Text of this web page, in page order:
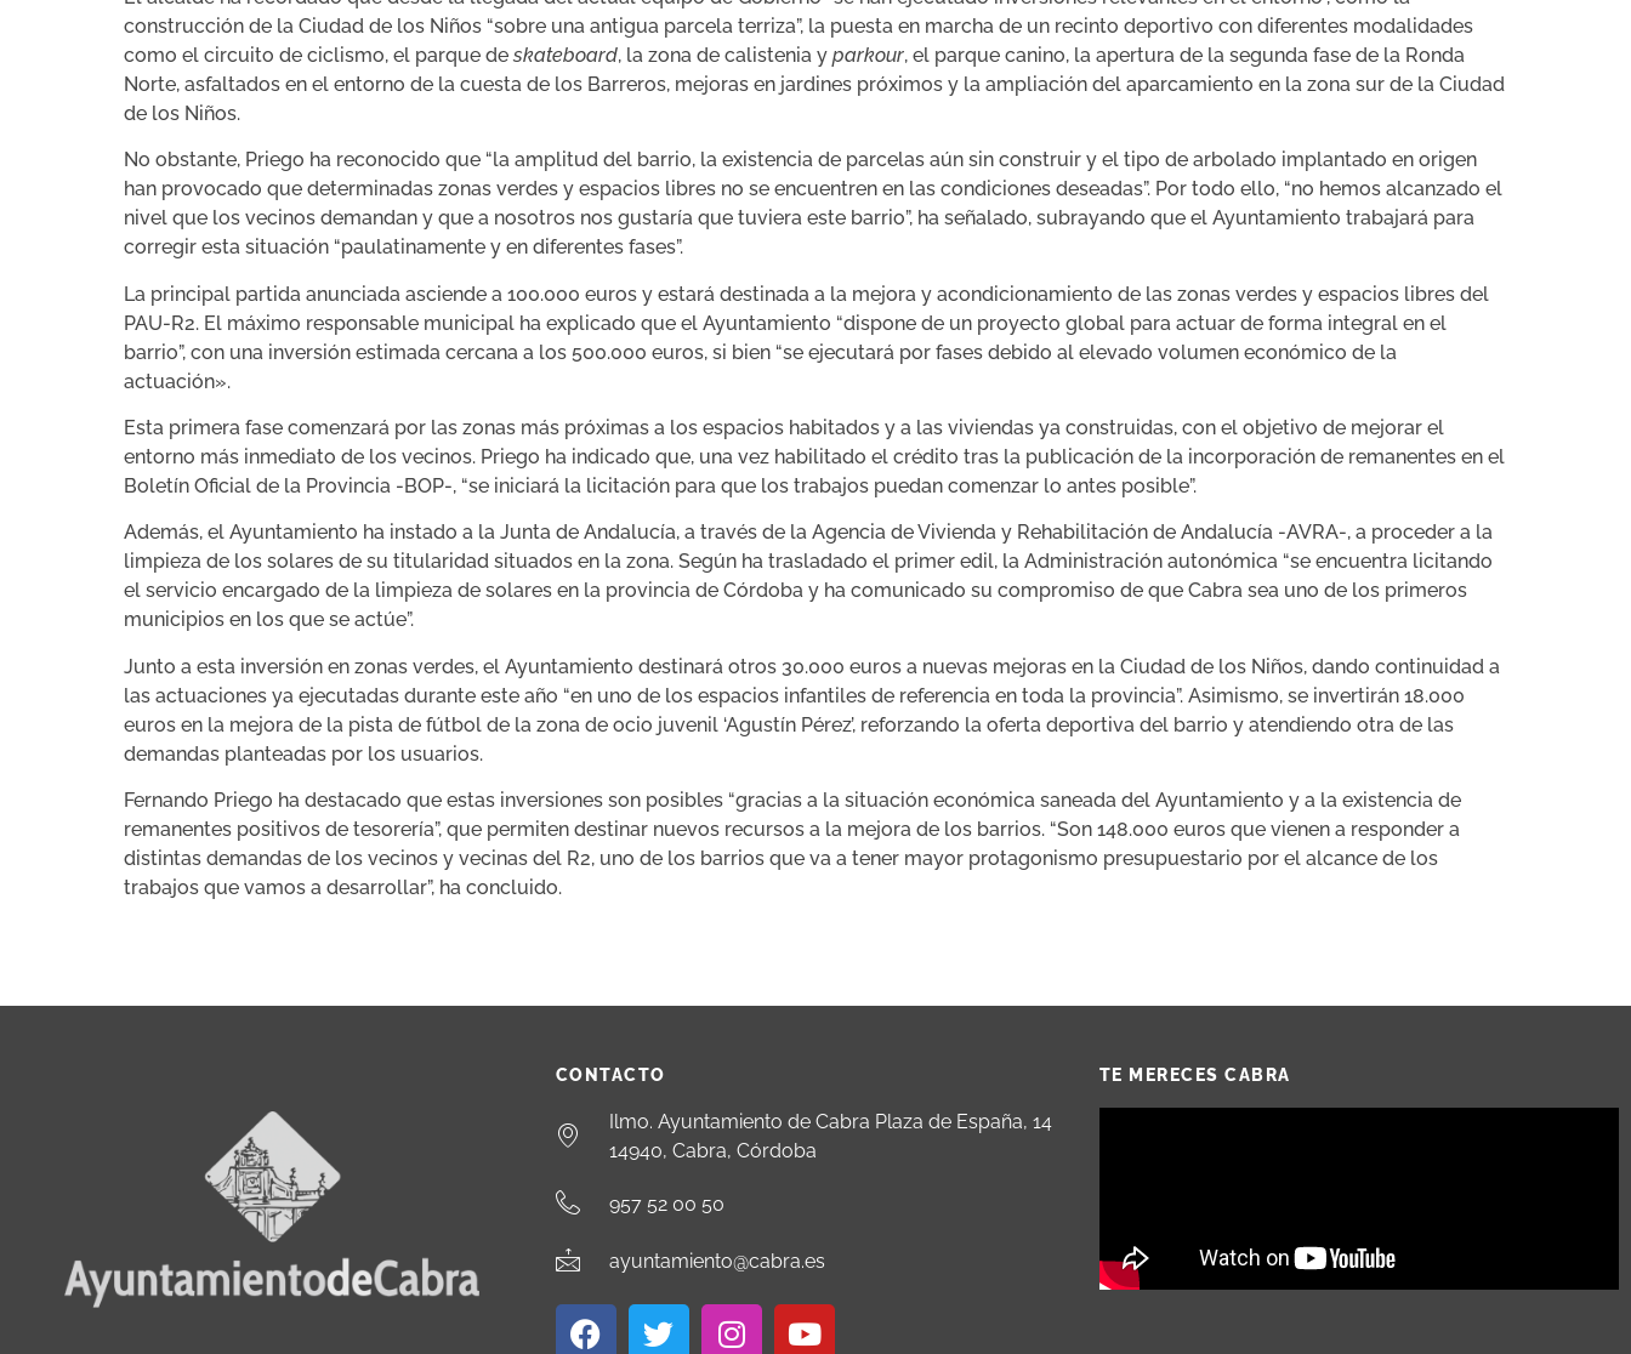
construcción de la Ciudad de los Niños “sobre una antigua parcela terriza”, la puesta en marcha de un recinto deportivo con diferentes modalidades
como el circuito de ciclismo, el parque deskateboard, la zona de calistenia y parkour, el parque canino, la apertura de la segunda fase de la Ronda
Norte, asfaltados en el entorno de la cuesta de los Barreros, mejoras en jardines próximos y la ampliación del aparcamiento en la zona sur de la Ciudad
de los Niños.
No obstante, Priego ha reconocido que “la amplitud del barrio, la existencia de parcelas aún sin construir y el tipo de arbolado implantado en origen
han provocado que determinadas zonas verdes y espacios libres no se encuentren en las condiciones deseadas”. Por todo ello, “no hemos alcanzado el
nivel que los vecinos demandan y que a nosotros nos gustaría que tuviera este barrio”, ha señalado, subrayando que el Ayuntamiento trabajará para
corregir esta situación “paulatinamente y en diferentes fases”.
La principal partida anunciada asciende a 100.000 euros y estará destinada a la mejora y acondicionamiento de las zonas verdes y espacios libres del
PAU-R2. El máximo responsable municipal ha explicado que el Ayuntamiento “dispone de un proyecto global para actuar de forma integral en el
barrio”, con una inversión estimada cercana a los 500.000 euros, si bien “se ejecutará por fases debido al elevado volumen económico de la
actuación».
Esta primera fase comenzará por las zonas más próximas a los espacios habitados y a las viviendas ya construidas, con el objetivo de mejorar el
entorno más inmediato de los vecinos. Priego ha indicado que, una vez habilitado el crédito tras la publicación de la incorporación de remanentes en el
Boletín Oficial de la Provincia -BOP-, “se iniciará la licitación para que los trabajos puedan comenzar lo antes posible”.
Además, el Ayuntamiento ha instado a la Junta de Andalucía, a través de la Agencia de Vivienda y Rehabilitación de Andalucía -AVRA-, a proceder a la
limpieza de los solares de su titularidad situados en la zona. Según ha trasladado el primer edil, la Administración autonómica “se encuentra licitando
el servicio encargado de la limpieza de solares en la provincia de Córdoba y ha comunicado su compromiso de que Cabra sea uno de los primeros
municipios en los que se actúe”.
Junto a esta inversión en zonas verdes, el Ayuntamiento destinará otros 30.000 euros a nuevas mejoras en la Ciudad de los Niños, dando continuidad a
las actuaciones ya ejecutadas durante este año “en uno de los espacios infantiles de referencia en toda la provincia”. Asimismo, se invertirán 18.000
euros en la mejora de la pista de fútbol de la zona de ocio juvenil ‘Agustín Pérez’, reforzando la oferta deportiva del barrio y atendiendo otra de las
demandas planteadas por los usuarios.
Fernando Priego ha destacado que estas inversiones son posibles “gracias a la situación económica saneada del Ayuntamiento y a la existencia de
remanentes positivos de tesorería”, que permiten destinar nuevos recursos a la mejora de los barrios. “Son 148.000 euros que vienen a responder a
distintas demandas de los vecinos y vecinas del R2, uno de los barrios que va a tener mayor protagonismo presupuestario por el alcance de los
trabajos que vamos a desarrollar”, ha concluido.
CONTACTO
Ilmo. Ayuntamiento de Cabra Plaza de España, 14
14940, Cabra, Córdoba
957 52 00 50
ayuntamiento@cabra.es
TE MERECES CABRA